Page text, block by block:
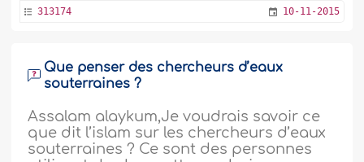
313174 10-11-2015
Que penser des chercheurs d’eaux
souterraines ?
Assalam alaykum,Je voudrais savoir ce
que dit l’islam sur les chercheurs d’eaux
souterraines ? Ce sont des personnes